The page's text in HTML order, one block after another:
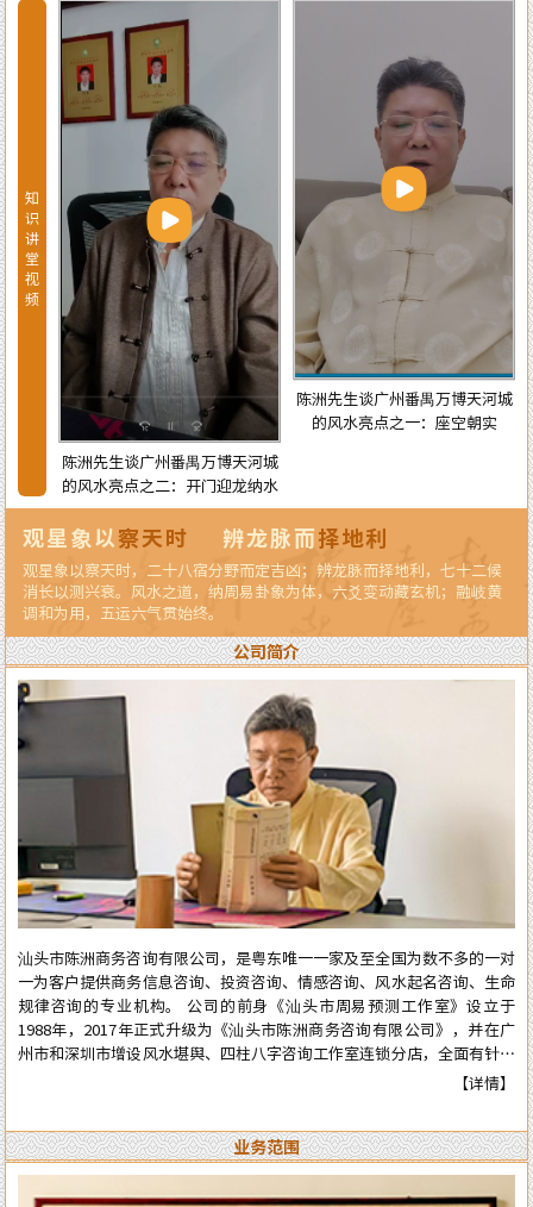
知
识
讲
堂
视
频
风水
陈洲先生谈广州番禺万博天河城
的风水亮点之二：开门迎龙纳水
陈洲先生谈广州番禺万博天河城
的风水亮点之一：座空朝实
观星象以察天时 辨龙脉而择地利
观星象以察天时，二十八宿分野而定吉凶；辨龙脉而择地利，七十二候
消长以测兴衰。风水之道，纳周易卦象为体，六爻变动藏玄机；融岐黄
调和为用，五运六气贯始终。
公司简介
汕头市陈洲商务咨询有限公司，是粤东唯一一家及至全国为数不多的一对
一为客户提供商务信息咨询、投资咨询、情感咨询、风水起名咨询、生命
规律咨询的专业机构。 公司的前身《汕头市周易预测工作室》设立于
1988年，2017年正式升级为《汕头市陈洲商务咨询有限公司》，并在广
州市和深圳市增设风水堪舆、四柱八字咨询工作室连锁分店，全面有针对
性地为在广州市和深圳市工作、生活的广大广州、深圳客户提供咨询服
可信。近四十年来深得众多新老客户的高度好评和信任。 陈洲先生是三
十年前在汕头市与张克明、胡玉尺名老先生齐名的老牌预测师、风水师。
几十年来专业于四柱八字的预测、周易六爻占卜、风水堪舆调理，各种喜
【详情】
业务范围